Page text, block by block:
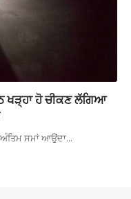
ਖੜ੍ਹਾ ਹੋ ਚੀਕਣ ਲੱਗਿਆ
ਅੰਤਿਮ ਸਮਾਂ ਆਉਂਦਾ…